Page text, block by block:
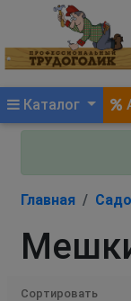
Каталог
Главная
Сортировать